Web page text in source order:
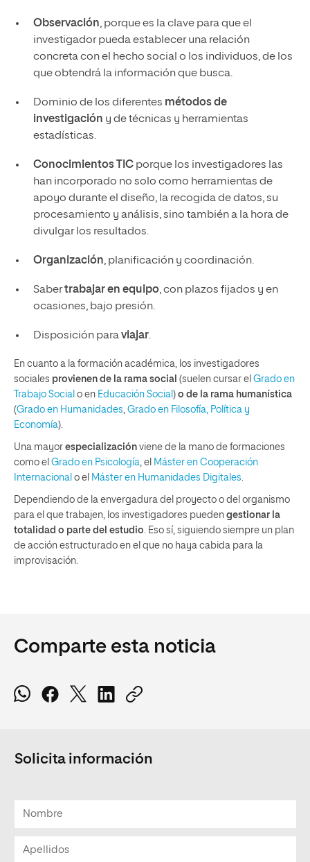
Observación, porque es la clave para que el
investigador pueda establecer una relación
concreta con el hecho social o los individuos, de los
que obtendrá la información que busca.
Dominio de los diferentes métodos de
investigación y de técnicas y herramientas
estadísticas.
Conocimientos TICporque los investigadores las
han incorporado no solo como herramientas de
apoyo durante el diseño, la recogida de datos, su
procesamiento y análisis, sino también a la hora de
divulgar los resultados.
Organización, planificación y coordinación.
Sabertrabajar en equipo, con plazos fijados y en
ocasiones, bajo presión.
Disposición paraviajar.
En cuanto a la formación académica, los investigadores
sociales provienen de la rama social (suelen cursar el Grado en
Trabajo Social o en Educación Social ) o de la rama humanística
(Grado en Humanidades, Grado en Filosofía, Política y
Economía).
Una mayor especialización viene de la mano de formaciones
como el Grado en Psicología, el Máster en Cooperación
Internacional o el Máster en Humanidades Digitales.
Dependiendo de la envergadura del proyecto o del organismo
para el que trabajen, los investigadores pueden gestionar la
totalidad o parte del estudio. Eso sí, siguiendo siempre un plan
de acción estructurado en el que no haya cabida para la
improvisación.
Comparte esta noticia
Solicita información